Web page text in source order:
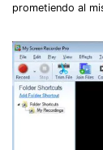
prometiendo al